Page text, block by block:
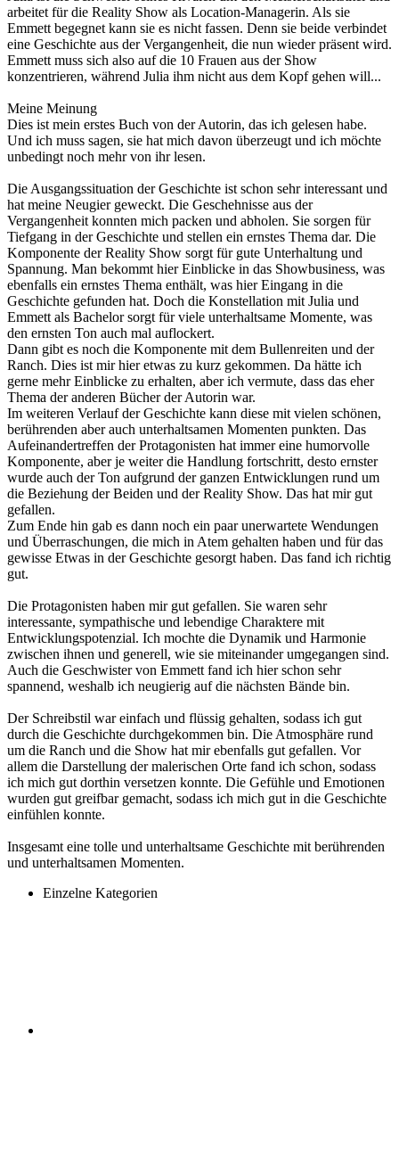
arbeitet für die Reality Show als Location-Managerin. Als sie
Emmett begegnet kann sie es nicht fassen. Denn sie beide verbindet
eine Geschichte aus der Vergangenheit, die nun wieder präsent wird.
Emmett muss sich also auf die 10 Frauen aus der Show
konzentrieren, während Julia ihm nicht aus dem Kopf gehen will...
Meine Meinung
Dies ist mein erstes Buch von der Autorin, das ich gelesen habe.
Und ich muss sagen, sie hat mich davon überzeugt und ich möchte
unbedingt noch mehr von ihr lesen.
Die Ausgangssituation der Geschichte ist schon sehr interessant und
hat meine Neugier geweckt. Die Geschehnisse aus der
Vergangenheit konnten mich packen und abholen. Sie sorgen für
Tiefgang in der Geschichte und stellen ein ernstes Thema dar. Die
Komponente der Reality Show sorgt für gute Unterhaltung und
Spannung. Man bekommt hier Einblicke in das Showbusiness, was
ebenfalls ein ernstes Thema enthält, was hier Eingang in die
Geschichte gefunden hat. Doch die Konstellation mit Julia und
Emmett als Bachelor sorgt für viele unterhaltsame Momente, was
den ernsten Ton auch mal auflockert.
Dann gibt es noch die Komponente mit dem Bullenreiten und der
Ranch. Dies ist mir hier etwas zu kurz gekommen. Da hätte ich
gerne mehr Einblicke zu erhalten, aber ich vermute, dass das eher
Thema der anderen Bücher der Autorin war.
Im weiteren Verlauf der Geschichte kann diese mit vielen schönen,
berührenden aber auch unterhaltsamen Momenten punkten. Das
Aufeinandertreffen der Protagonisten hat immer eine humorvolle
Komponente, aber je weiter die Handlung fortschritt, desto ernster
wurde auch der Ton aufgrund der ganzen Entwicklungen rund um
die Beziehung der Beiden und der Reality Show. Das hat mir gut
gefallen.
Zum Ende hin gab es dann noch ein paar unerwartete Wendungen
und Überraschungen, die mich in Atem gehalten haben und für das
gewisse Etwas in der Geschichte gesorgt haben. Das fand ich richtig
gut.
Die Protagonisten haben mir gut gefallen. Sie waren sehr
interessante, sympathische und lebendige Charaktere mit
Entwicklungspotenzial. Ich mochte die Dynamik und Harmonie
zwischen ihnen und generell, wie sie miteinander umgegangen sind.
Auch die Geschwister von Emmett fand ich hier schon sehr
spannend, weshalb ich neugierig auf die nächsten Bände bin.
Der Schreibstil war einfach und flüssig gehalten, sodass ich gut
durch die Geschichte durchgekommen bin. Die Atmosphäre rund
um die Ranch und die Show hat mir ebenfalls gut gefallen. Vor
allem die Darstellung der malerischen Orte fand ich schon, sodass
ich mich gut dorthin versetzen konnte. Die Gefühle und Emotionen
wurden gut greifbar gemacht, sodass ich mich gut in die Geschichte
einfühlen konnte.
Insgesamt eine tolle und unterhaltsame Geschichte mit berührenden
und unterhaltsamen Momenten.
Einzelne Kategorien